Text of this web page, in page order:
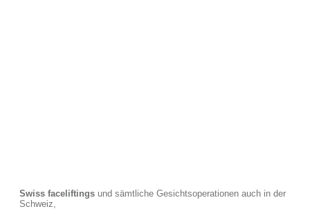
Swiss faceliftings und sämtliche Gesichtsoperationen auch in der
Schweiz,